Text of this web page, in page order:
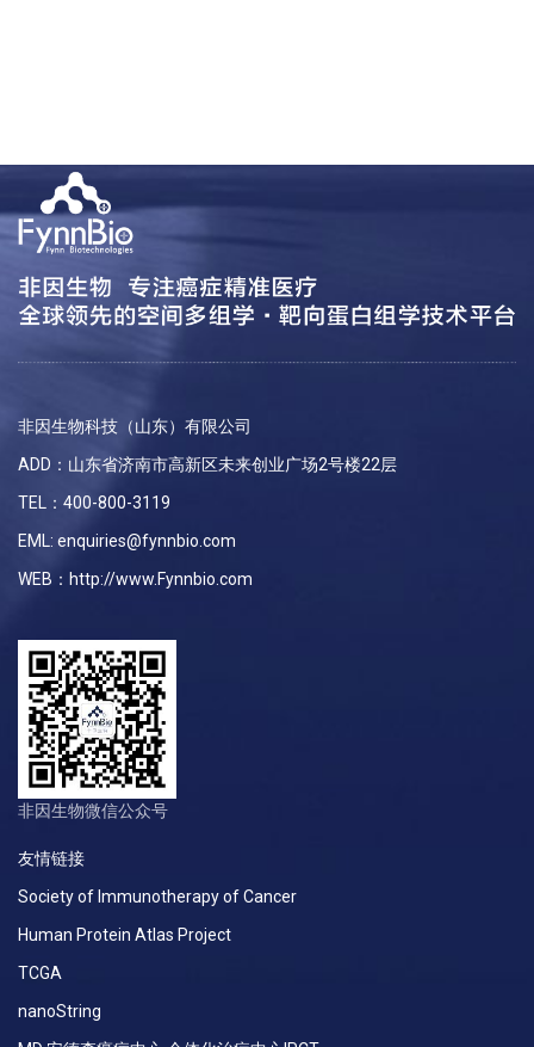
非因生物科技（山东）有限公司
ADD：山东省济南市高新区未来创业广场2号楼22层
TEL：400-800-3119
EML: enquiries@fynnbio.com
WEB：http://www.Fynnbio.com
非因生物微信公众号
友情链接
Society of Immunotherapy of Cancer
Human Protein Atlas Project
TCGA
nanoString